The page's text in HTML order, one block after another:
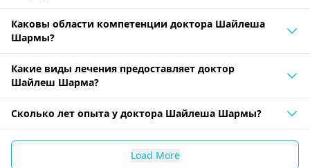
Каковы области компетенции доктора Шайлеша
Шармы?
Какие виды лечения предоставляет доктор
Шайлеш Шарма?
Сколько лет опыта у доктора Шайлеша Шармы?
Load More